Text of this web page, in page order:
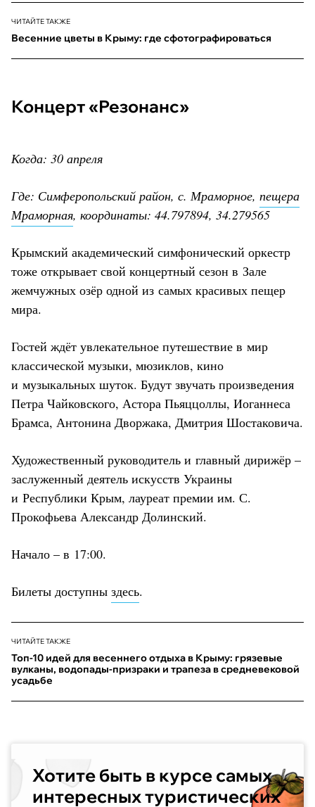
ЧИТАЙТЕ ТАКЖЕ
Весенние цветы в Крыму: где сфотографироваться
Концерт «Резонанс»
Когда: 30 апреля
Где: Симферопольский район, с. Мраморное, пещера
Мраморная, координаты: 44.797894, 34.279565
Крымский академический симфонический оркестр
тоже открывает свой концертный сезон в Зале
жемчужных озёр одной из самых красивых пещер
мира.
Гостей ждёт увлекательное путешествие в мир
классической музыки, мюзиклов, кино
и музыкальных шуток. Будут звучать произведения
Петра Чайковского, Астора Пьяццоллы, Иоганнеса
Брамса, Антонина Дворжака, Дмитрия Шостаковича.
Художественный руководитель и главный дирижёр –
заслуженный деятель искусств Украины
и Республики Крым, лауреат премии им. С.
Прокофьева Александр Долинский.
Начало – в 17:00.
Билеты доступны здесь.
ЧИТАЙТЕ ТАКЖЕ
Топ-10 идей для весеннего отдыха в Крыму: грязевые
вулканы, водопады-призраки и трапеза в средневековой
усадьбе
Хотите быть в курсе самых
интересных туристических